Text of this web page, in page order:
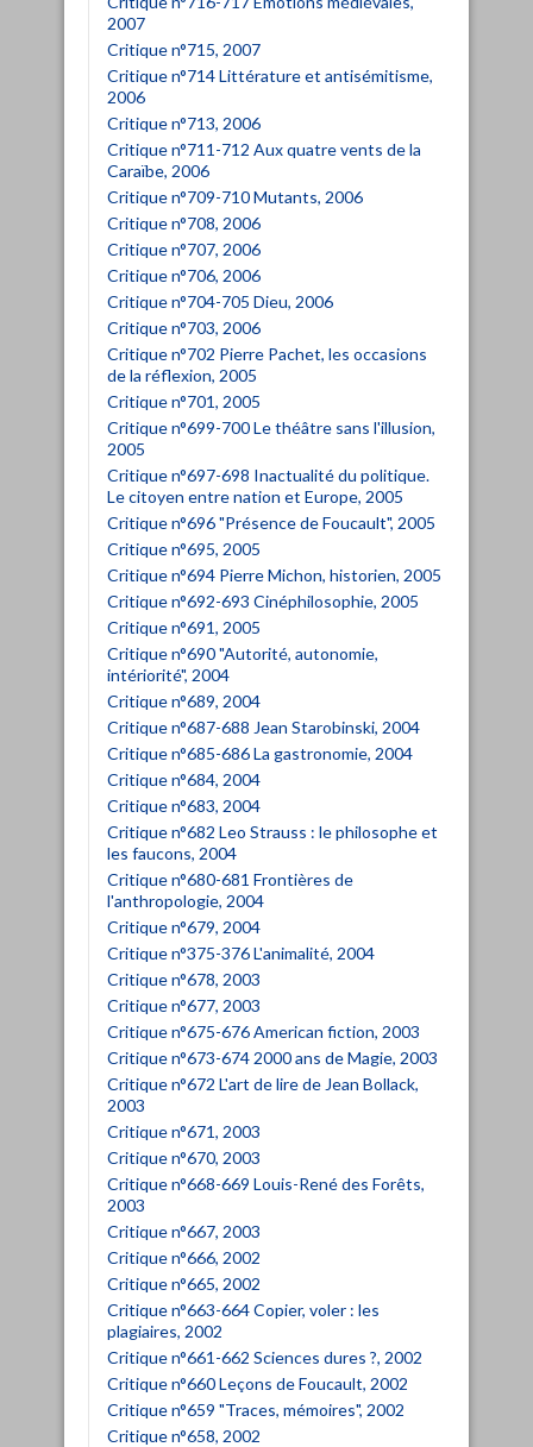
2007
Critique n°715, 2007
Critique n°714 Littérature et antisémitisme,
2006
Critique n°713, 2006
Critique n°711-712 Aux quatre vents de la
Caraïbe, 2006
Critique n°709-710 Mutants, 2006
Critique n°708, 2006
Critique n°707, 2006
Critique n°706, 2006
Critique n°704-705 Dieu, 2006
Critique n°703, 2006
Critique n°702 Pierre Pachet, les occasions
de la réflexion, 2005
Critique n°701, 2005
Critique n°699-700 Le théâtre sans l'illusion,
2005
Critique n°697-698 Inactualité du politique.
Le citoyen entre nation et Europe, 2005
Critique n°696 "Présence de Foucault", 2005
Critique n°695, 2005
Critique n°694 Pierre Michon, historien, 2005
Critique n°692-693 Cinéphilosophie, 2005
Critique n°691, 2005
Critique n°690 "Autorité, autonomie,
intériorité", 2004
Critique n°689, 2004
Critique n°687-688 Jean Starobinski, 2004
Critique n°685-686 La gastronomie, 2004
Critique n°684, 2004
Critique n°683, 2004
Critique n°682 Leo Strauss : le philosophe et
les faucons, 2004
Critique n°680-681 Frontières de
l'anthropologie, 2004
Critique n°679, 2004
Critique n°375-376 L'animalité, 2004
Critique n°678, 2003
Critique n°677, 2003
Critique n°675-676 American fiction, 2003
Critique n°673-674 2000 ans de Magie, 2003
Critique n°672 L'art de lire de Jean Bollack,
2003
Critique n°671, 2003
Critique n°670, 2003
Critique n°668-669 Louis-René des Forêts,
2003
Critique n°667, 2003
Critique n°666, 2002
Critique n°665, 2002
Critique n°663-664 Copier, voler : les
plagiaires, 2002
Critique n°661-662 Sciences dures ?, 2002
Critique n°660 Leçons de Foucault, 2002
Critique n°659 "Traces, mémoires", 2002
Critique n°658, 2002